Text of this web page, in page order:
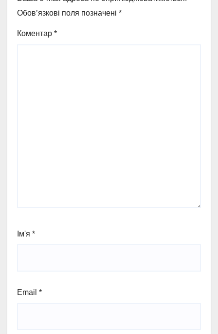
Обов’язкові поля позначені *
Коментар *
Ім'я *
Email *